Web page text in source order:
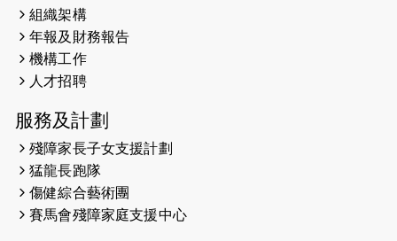
2026-05-22
2026-05-21
2026-05-14
（19:00開始）
2026-05-07
開始）
組織架構
年報及財務報告
機構工作
人才招聘
服務及計劃
殘障家長子女支援計劃
猛龍長跑隊
傷健綜合藝術團
賽馬會殘障家庭支援中心